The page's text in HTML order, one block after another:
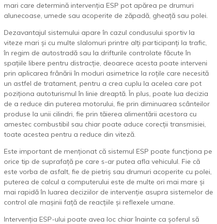
mari care determină intervenția ESP pot apărea pe drumuri
alunecoase, umede sau acoperite de zăpadă, gheață sau polei.
Dezavantajul sistemului apare în cazul condusului sportiv la
viteze mari și cu multe slalomuri printre alți participanți la trafic,
în regim de autostradă sau la drifturile controlate făcute în
spațiile libere pentru distracție, deoarece acesta poate interveni
prin aplicarea frânării în moduri asimetrice la roțile care necesită
un astfel de tratament, pentru a crea cuplu la acelea care pot
poziționa autoturismul în linie dreaptă. În plus, poate lua decizia
de a reduce din puterea motorului, fie prin diminuarea scânteilor
produse la unii cilindri, fie prin tăierea alimentării acestora cu
amestec combustibil sau chiar poate aduce corecții transmisiei,
toate acestea pentru a reduce din viteză.
Este important de menționat că sistemul ESP poate funcționa pe
orice tip de suprafață pe care s-ar putea afla vehiculul. Fie că
este vorba de asfalt, fie de pietriș sau drumuri acoperite cu polei,
puterea de calcul a computerului este de multe ori mai mare și
mai rapidă în luarea deciziilor de intervenție asupra sistemelor de
control ale mașinii față de reacțiile și reflexele umane.
Intervenția ESP-ului poate avea loc chiar înainte ca șoferul să